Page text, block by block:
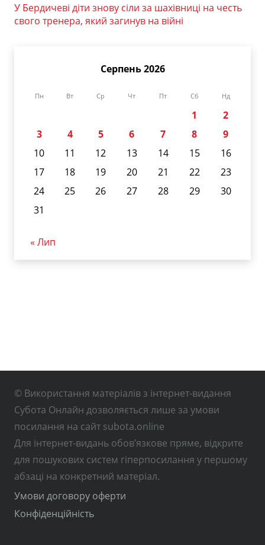
У Бердичеві діти знову сіли за шахівниці на честь
свого тренера, який загинув на війні
Серпень 2026
Пн Вт Ср Чт Пт Сб Нд
1
2
3
4 5 6 7 8
9
10
11 12 13 14 15
16
17
18 19 20 21 22
23
24
25 26 27 28 29
30
31
« Лип
© Використання матеріалів з інтернет-видання
Субота Онлайн дозволяється лише за умови
посилання на сайт subota.online
Для інтернет-видань обов’язкове пряме, відкрите
для пошукових систем гіперпосилання у першому
абзаці на конкретний матеріал.
Умови договору оферти
Конфіденційність